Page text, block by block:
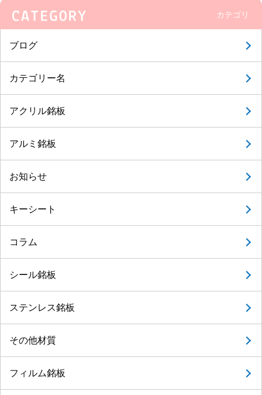
カテゴリ
ブログ
カテゴリー名
アクリル銘板
アルミ銘板
お知らせ
キーシート
コラム
シール銘板
ステンレス銘板
その他材質
フィルム銘板